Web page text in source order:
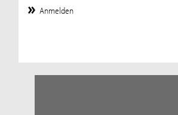
Anmelden